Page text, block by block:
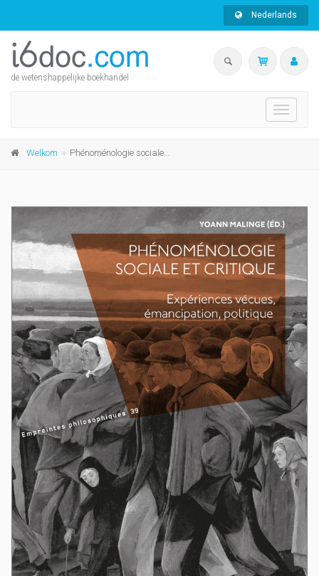
Nederlands
de wetenshappelijke boekhandel
Toggle
Welkom Phénoménologie sociale et critique